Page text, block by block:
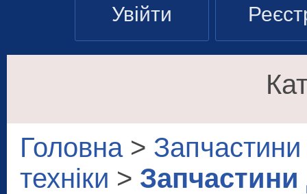
Увійти
Головна>
техніки >